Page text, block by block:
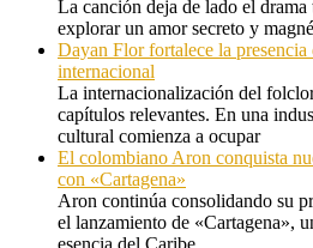
La canción deja de lado el
explorar un amor secreto y
Dayan Flor fortalece la presencia
internacional
La internacionalización del
capítulos relevantes. En una
cultural comienza a ocupar
El colombiano Aron conquista
con «Cartagena»
Aron continúa consolidando su
el lanzamiento de «Cartagena»,
esencia del Caribe